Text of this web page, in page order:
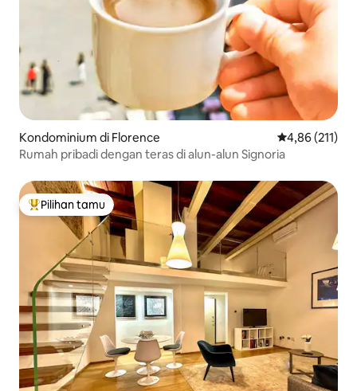
Kondominium di Florence Nilai rata-rata
4,86 (211)
Rumah pribadi dengan teras di alun-alun Signoria
Pilihan tamu terpopuler
Pilihan tamu